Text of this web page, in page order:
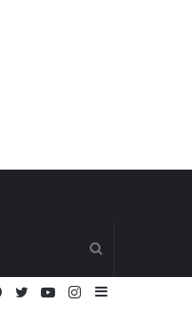
Sidebar
Instagram
YouTube
Twitter
Facebook